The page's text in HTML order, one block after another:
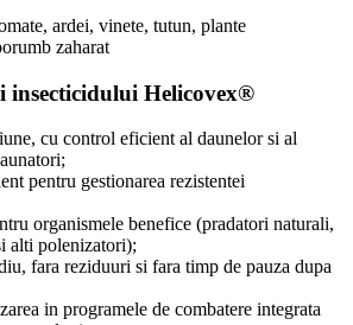
ardei, vinete, tutun, plante
zaharat
insecticidului Helicovex®
cu control eficient al daunelor si al
pentru gestionarea rezistentei
organismele benefice (pradatori naturali,
alti polenizatori);
fara reziduuri si fara timp de pauza dupa
in programele de combatere integrata